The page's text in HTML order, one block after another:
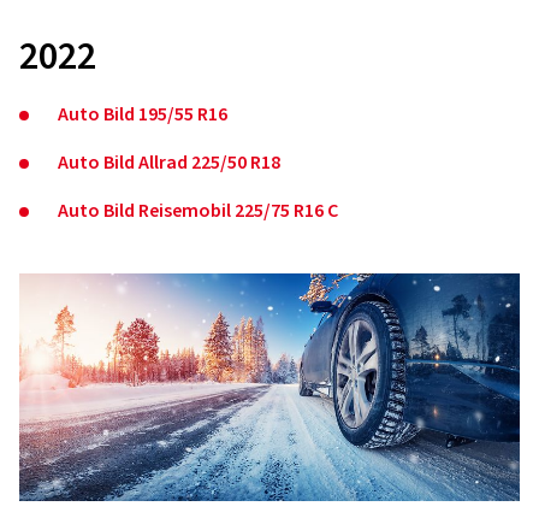
2022
Auto Bild 195/55 R16
Auto Bild Allrad 225/50 R18
Auto Bild Reisemobil 225/75 R16 C